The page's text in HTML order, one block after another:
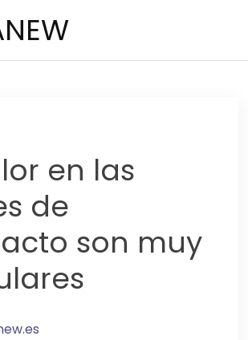
en las
de
son muy